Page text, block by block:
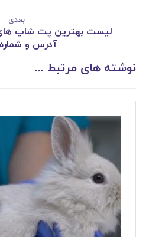
بعدی
لیست بهترین پت شاپ های
آدرس و
نوشته های مرتبط ...